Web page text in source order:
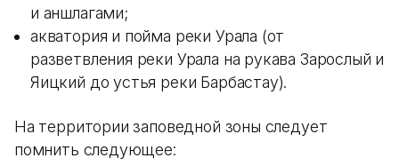
и аншлагами;
акватория и пойма реки Урала (от
разветвления реки Урала на рукава Зарослый и
Яицкий до устья реки Барбастау).
На территории заповедной зоны следует
помнить следующее: